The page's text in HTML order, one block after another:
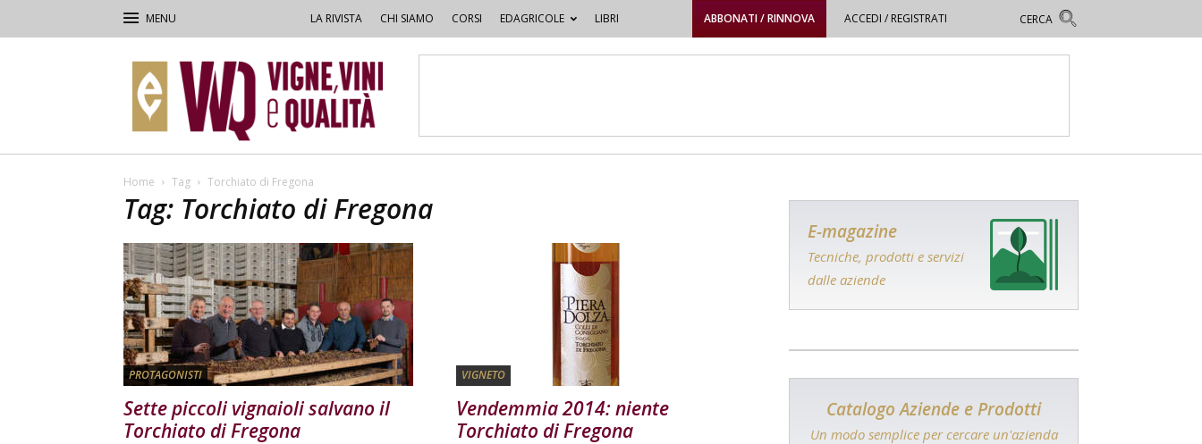
LA RIVISTA CHI SIAMO CORSI EDAGRICOLE LIBRI ABBONATI / RINNOVA ACCEDI / REGISTRATI
–
Vigne,
Vini
&
Home Tag Torchiato di Fregona
Tag: Torchiato di Fregona
PROTAGONISTI
Sette piccoli vignaioli salvano il
Torchiato di Fregona
VIGNETO
Vendemmia 2014: niente
Torchiato di Fregona
E-magazine
Tecniche, prodotti e servizi
dalle aziende
Catalogo Aziende e Prodotti
Un modo semplice per cercare un'azienda